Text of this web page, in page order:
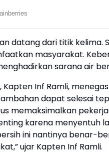
datang dari titik kelima.
masyarakat.
sarana air
Kapten Inf Ramli,
dapat selesai
memaksimalkan
karena menyentuh
ini nantinya benar-
ujar Kapten Inf Ramli.